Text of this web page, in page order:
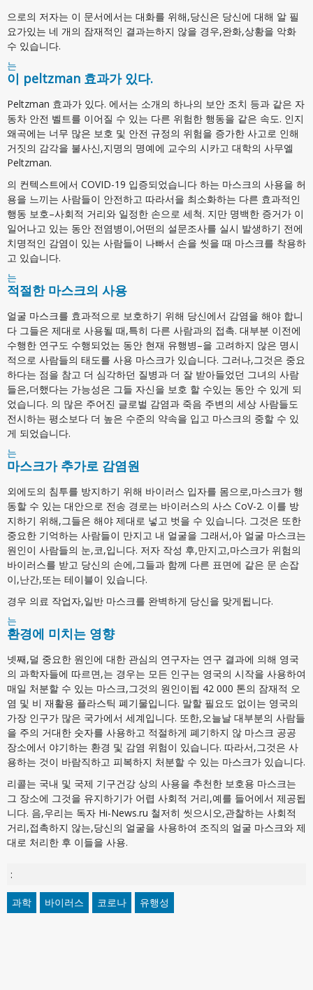
으로의 저자는 이 문서에서는 대화를 위해,당신은 당신에 대해 알 필
요가있는 네 개의 잠재적인 결과는하지 않을 경우,완화,상황을 악화
수 있습니다.
는
이 peltzman 효과가 있다.
Peltzman 효과가 있다. 에서는 소개의 하나의 보안 조치 등과 같은 자
동차 안전 벨트를 이어질 수 있는 다른 위험한 행동을 같은 속도. 인지
왜곡에는 너무 많은 보호 및 안전 규정의 위험을 증가한 사고로 인해
거짓의 감각을 불사신,지명의 명예에 교수의 시카고 대학의 사무엘
Peltzman.
의 컨텍스트에서 COVID-19 입증되었습니다 하는 마스크의 사용을 허
용을 느끼는 사람들이 안전하고 따라서을 최소화하는 다른 효과적인
행동 보호–사회적 거리와 일정한 손으로 세척. 지만 명백한 증거가 이
일어나고 있는 동안 전염병이,어떤의 설문조사를 실시 발생하기 전에
치명적인 감염이 있는 사람들이 나빠서 손을 씻을 때 마스크를 착용하
고 있습니다.
는
적절한 마스크의 사용
얼굴 마스크를 효과적으로 보호하기 위해 당신에서 감염을 해야 합니
다 그들은 제대로 사용될 때,특히 다른 사람과의 접촉. 대부분 이전에
수행한 연구도 수행되었는 동안 현재 유행병–을 고려하지 않은 명시
적으로 사람들의 태도를 사용 마스크가 있습니다. 그러나,그것은 중요
하다는 점을 참고 더 심각하던 질병과 더 잘 받아들었던 그녀의 사람
들은,더했다는 가능성은 그들 자신을 보호 할 수있는 동안 수 있게 되
었습니다. 의 많은 주어진 글로벌 감염과 죽음 주변의 세상 사람들도
전시하는 평소보다 더 높은 수준의 약속을 입고 마스크의 중할 수 있
게 되었습니다.
는
마스크가 추가로 감염원
외에도의 침투를 방지하기 위해 바이러스 입자를 몸으로,마스크가 행
동할 수 있는 대안으로 전송 경로는 바이러스의 사스 CoV-2. 이를 방
지하기 위해,그들은 해야 제대로 넣고 벗을 수 있습니다. 그것은 또한
중요한 기억하는 사람들이 만지고 내 얼굴을 그래서,아 얼굴 마스크는
원인이 사람들의 눈,코,입니다. 저자 작성 후,만지고,마스크가 위험의
바이러스를 받고 당신의 손에,그들과 함께 다른 표면에 같은 문 손잡
이,난간,또는 테이블이 있습니다.
경우 의료 작업자,일반 마스크를 완벽하게 당신을 맞게됩니다.
는
환경에 미치는 영향
넷째,덜 중요한 원인에 대한 관심의 연구자는 연구 결과에 의해 영국
의 과학자들에 따르면,는 경우는 모든 인구는 영국의 시작을 사용하여
매일 처분할 수 있는 마스크,그것의 원인이됩 42 000 톤의 잠재적 오
염 및 비 재활용 플라스틱 폐기물입니다. 말할 필요도 없이는 영국의
가장 인구가 많은 국가에서 세계입니다. 또한,오늘날 대부분의 사람들
을 주의 거대한 숫자를 사용하고 적절하게 폐기하지 않 마스크 공공
장소에서 야기하는 환경 및 감염 위험이 있습니다. 따라서,그것은 사
용하는 것이 바람직하고 피복하지 처분할 수 있는 마스크가 있습니다.
리콜는 국내 및 국제 기구건강 상의 사용을 추천한 보호용 마스크는
그 장소에 그것을 유지하기가 어렵 사회적 거리,예를 들어에서 제공됩
니다. 음,우리는 독자 Hi-News.ru 철저히 씻으시오,관찰하는 사회적
거리,접촉하지 않는,당신의 얼굴을 사용하여 조직의 얼굴 마스크와 제
대로 처리한 후 이들을 사용.
:
과학 바이러스 코로나 유행성